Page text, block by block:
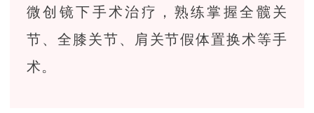
微创镜下手术治疗，熟练掌握全髋关
节、全膝关节、肩关节假体置换术等手
术。